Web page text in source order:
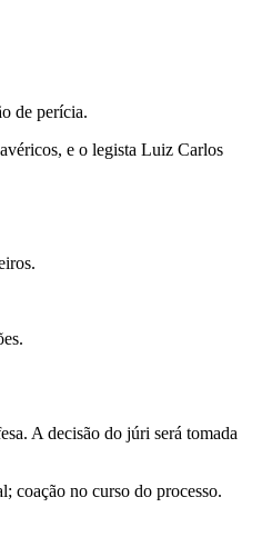
de perícia.
e o legista Luiz Carlos
A decisão do júri será tomada
coação no curso do processo.